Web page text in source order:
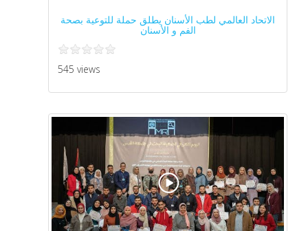
الاتحاد العالمي لطب الأسنان يطلق حملة للتوعية بصحة
الفم و الأسنان
545 views